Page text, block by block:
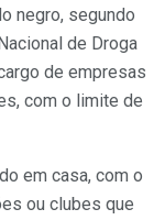
negro, segundo
de Droga
de empresas
com o limite de
em casa, com o
ou clubes que